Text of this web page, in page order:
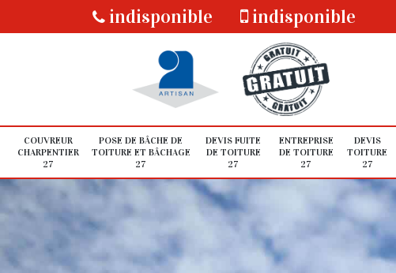
indisponible indisponible
COUVREUR
CHARPENTIER
27
POSE DE BÂCHE DE
TOITURE ET BÂCHAGE
27
DEVIS FUITE
DE TOITURE
27
ENTREPRISE
DE TOITURE
27
DEVIS
TOITURE
27